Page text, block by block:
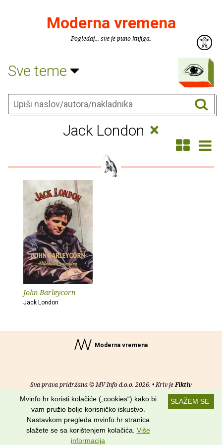
Moderna vremena
Pogledaj... sve je puno knjiga.
Sve teme
Jack London ×
John Barleycorn
Jack London
Moderna vremena
Sva prava pridržana © MV Info d.o.o. 2026. • Kriv jeFiktiv
Uvjeti korištenja RSS kanali
Potraži nas na:
SLAŽEM SE
Mvinfo.hr koristi kolačiće („cookies“) kako bi
vam pružio bolje korisničko iskustvo.
Nastavkom pregleda mvinfo.hr stranica
slažete se sa korištenjem kolačića. Više
informacija